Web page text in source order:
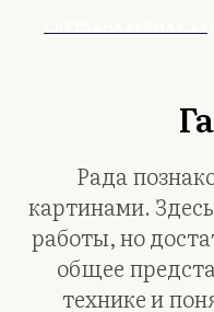
Рада
картинами.
работы, но
общее
технике и